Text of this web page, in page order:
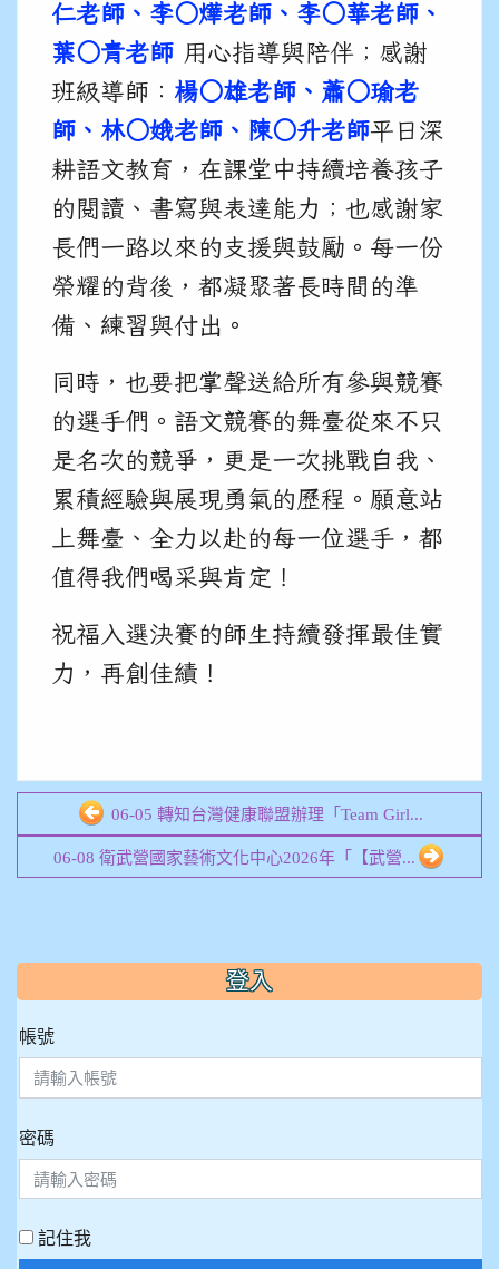
仁老師、李○燁老師、李○華老師、
葉○青老師 用心指導與陪伴；感謝
班級導師： 楊○雄老師、蕭○瑜老
師、林○娥老師、陳○升老師平日深
耕語文教育，在課堂中持續培養孩子
的閱讀、書寫與表達能力；也感謝家
長們一路以來的支援與鼓勵。每一份
榮耀的背後，都凝聚著長時間的準
備、練習與付出。
同時，也要把掌聲送給所有參與競賽
的選手們。語文競賽的舞臺從來不只
是名次的競爭，更是一次挑戰自我、
累積經驗與展現勇氣的歷程。願意站
上舞臺、全力以赴的每一位選手，都
值得我們喝采與肯定！
祝福入選決賽的師生持續發揮最佳實
力，再創佳績！
06-05 轉知台灣健康聯盟辦理「Team Girl...
06-08 衛武營國家藝術文化中心2026年「【武營...
::: 登入
帳號
密碼
記住我